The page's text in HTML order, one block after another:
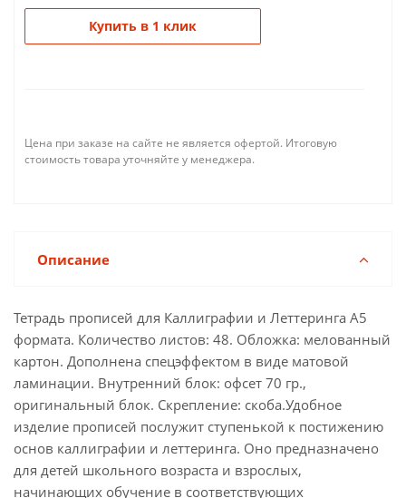
Купить в 1 клик
Цена при заказе на сайте не является офертой. Итоговую
стоимость товара уточняйте у менеджера.
Описание
Тетрадь прописей для Каллиграфии и Леттеринга А5
формата. Количество листов: 48. Обложка: мелованный
картон. Дополнена спецэффектом в виде матовой
ламинации. Внутренний блок: офсет 70 гр.,
оригинальный блок. Скрепление: скоба.Удобное
изделие прописей послужит ступенькой к постижению
основ каллиграфии и леттеринга. Оно предназначено
для детей школьного возраста и взрослых,
начинающих обучение в соответствующих